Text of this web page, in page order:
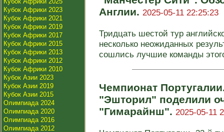
Кубок Африки 2023
Кубок Африки 2021
Кубок Африки 2019
Кубок Африки 2017
Кубок Африки 2015
Кубок Африки 2013
Кубок Африки 2012
Кубок Африки 2010
Кубок Азии 2023
Кубок Азии 2019
Кубок Азии 2015
Олимпиада 2024
Олимпиада 2020
Олимпиада 2016
Олимпиада 2012
Англии. 2025-05-11 22:25:23
Тридцать шестой тур
несколько неожиданных
сошлись лучшие команды
Чемпионат
"Эшторил" поделили
"Гимарайнш". 2025-05-11